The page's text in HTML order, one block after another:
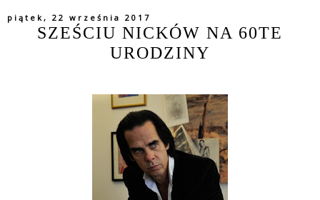
piątek, 22 września 2017
SZEŚCIU NICKÓW NA 60TE
URODZINY